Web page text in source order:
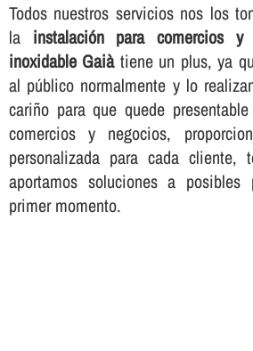
Todos nuestros servicios nos los
la instalación para comercios
inoxidable Gaiàtiene un plus, ya
al público normalmente y lo
cariño para que quede
comercios y negocios,
personalizada para cada cliente,
aportamos soluciones a posibles
primer momento.